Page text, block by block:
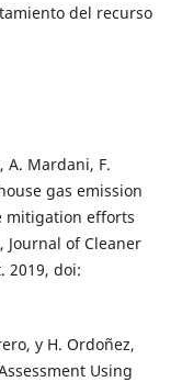
del recurso
A. Mardani, F.
gas emission
mitigation efforts
Journal of Cleaner
2019, doi:
y H. Ordoñez,
Using